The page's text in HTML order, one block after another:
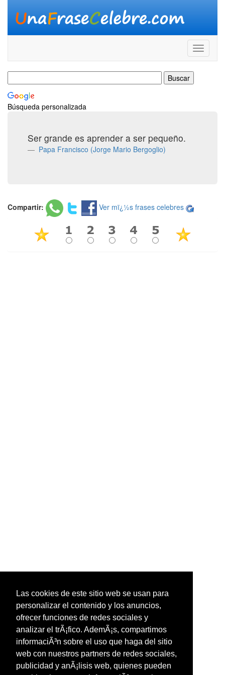
Las cookies de este sitio web se usan para
personalizar el contenido y los anuncios,
ofrecer funciones de redes sociales y
analizar el trÃ¡fico. AdemÃ¡s, compartimos
informaciÃ³n sobre el uso que haga del sitio
web con nuestros partners de redes sociales,
publicidad y anÃ¡lisis web, quienes pueden
Búsqueda personalizada
Ser grande es aprender a ser pequeño.
Papa Francisco (Jorge Mario Bergoglio)
Compartir: Ver mï¿½s frases celebres